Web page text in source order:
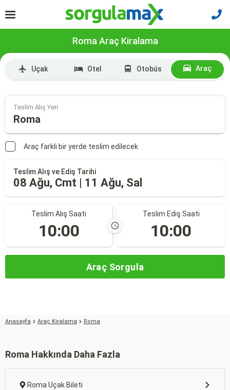
Roma Araç Kiralama
Uçak Otel Otobüs Araç
Teslim Alış Yeri
Roma
Araç farklı bir yerde teslim edilecek
Teslim Alış ve Ediş Tarihi
08 Ağu, Cmt | 11 Ağu, Sal
Teslim Alış Saati
10:00
Teslim Ediş Saati
10:00
Araç Sorgula
Anasayfa Araç Kiralama Roma
Roma Hakkında Daha Fazla
Roma Uçak Bileti